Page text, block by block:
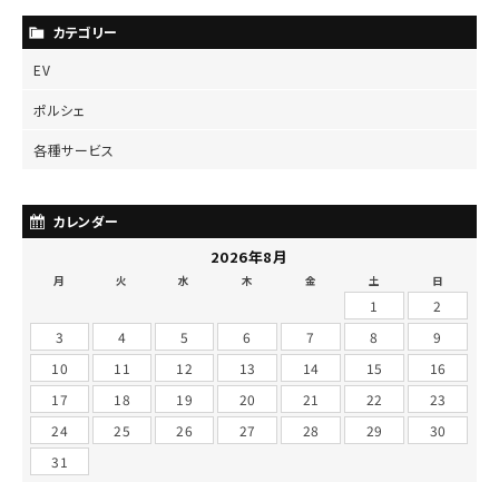
カテゴリー
EV
ポルシェ
各種サービス
カレンダー
2026年8月
月 火 水 木 金 土 日
1
2
3
4 5 6 7 8
9
10
11 12 13 14 15
16
17
18 19 20 21 22
23
24
25 26 27 28 29
30
31